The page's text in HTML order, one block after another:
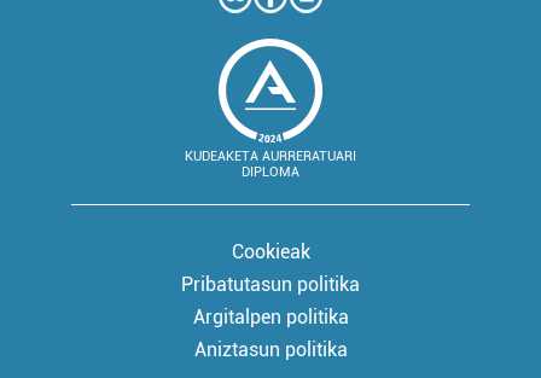
KUDEAKETA AURRERATUARI
DIPLOMA
Cookieak
Pribatutasun politika
Argitalpen politika
Aniztasun politika